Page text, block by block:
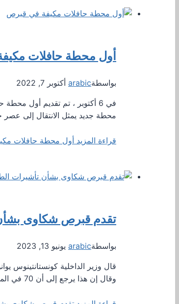
أول محطة حافلات
بواسطةarabic أكتوبر 7, 2022
في 6 أكتوبر ، تم تقديم أول
محطة جديد يمثل الانتقال إلى
قراءة المزيد أول محطة حافلات
تقدم قبرص شكاوى
بواسطةarabic يونيو 13, 2023
قال وزير الداخلية كونستانتينوس
وقال إن هذا يرجع إلى أن 70 في المائة من طلبات…